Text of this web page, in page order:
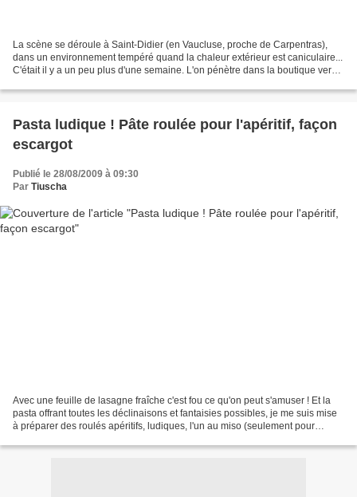
La scène se déroule à Saint-Didier (en Vaucluse, proche de Carpentras),
dans un environnement tempéré quand la chaleur extérieur est caniculaire...
C'était il y a un peu plus d'une semaine. L'on pénètre dans la boutique vers
Pasta ludique ! Pâte roulée pour l'apéritif, façon
escargot
Publié le 28/08/2009 à 09:30
Par Tiuscha
Avec une feuille de lasagne fraîche c'est fou ce qu'on peut s'amuser ! Et la
pasta offrant toutes les déclinaisons et fantaisies possibles, je me suis mise
à préparer des roulés apéritifs, ludiques, l'un au miso (seulement pour